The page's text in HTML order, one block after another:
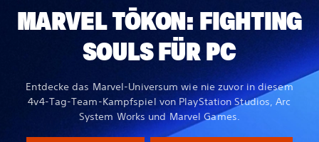
MARVEL TŌKON: FIGHTING
SOULS FÜR PC
Entdecke das Marvel-Universum wie nie zuvor in diesem
4v4-Tag-Team-Kampfspiel von PlayStation Studios, Arc
System Works und Marvel Games.